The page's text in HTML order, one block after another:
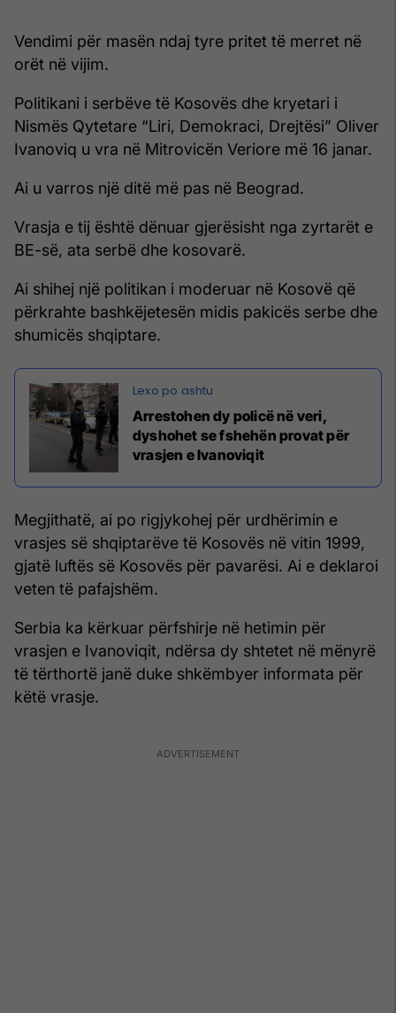
Vendimi për masën ndaj tyre pritet të merret në
orët në vijim.
Politikani i serbëve të Kosovës dhe kryetari i
Nismës Qytetare “Liri, Demokraci, Drejtësi” Oliver
Ivanoviq u vra në Mitrovicën Veriore më 16 janar.
Ai u varros një ditë më pas në Beograd.
Vrasja e tij është dënuar gjerësisht nga zyrtarët e
BE-së, ata serbë dhe kosovarë.
Ai shihej një politikan i moderuar në Kosovë që
përkrahte bashkëjetesën midis pakicës serbe dhe
shumicës shqiptare.
Arrestohen dy policë në veri,
dyshohet se fshehën provat për
vrasjen e Ivanoviqit
Megjithatë, ai po rigjykohej për urdhërimin e
vrasjes së shqiptarëve të Kosovës në vitin 1999,
gjatë luftës së Kosovës për pavarësi. Ai e deklaroi
veten të pafajshëm.
Serbia ka kërkuar përfshirje në hetimin për
vrasjen e Ivanoviqit, ndërsa dy shtetet në mënyrë
të tërthortë janë duke shkëmbyer informata për
këtë vrasje.